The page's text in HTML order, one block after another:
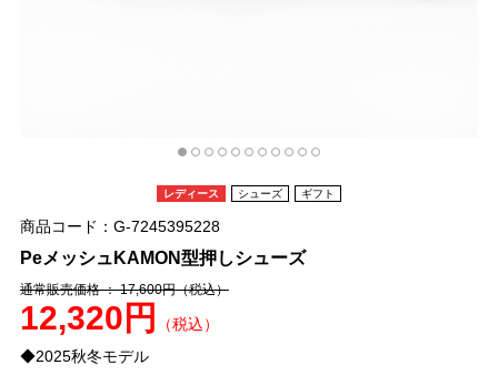
レディース シューズ ギフト
商品コード：G-7245395228
PeメッシュKAMON型押しシューズ
通常販売価格 ： 17,600円（税込）
12,320円
（税込）
◆2025秋冬モデル